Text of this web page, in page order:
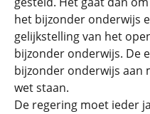
het bijzonder onderwijs
gelijkstelling van het
bijzonder onderwijs. De
bijzonder onderwijs aan
wet staan.
De regering moet ieder